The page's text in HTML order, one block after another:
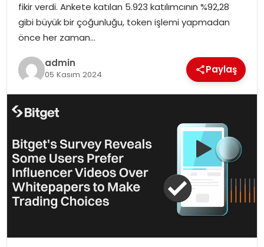
TEKNOLOJI
fikir verdi. Ankete katılan 5.923 katılımcının %92,28
gibi büyük bir çoğunluğu, token işlemi yapmadan
önce her zaman…
admin
05 Kasım 2024 Paylaş